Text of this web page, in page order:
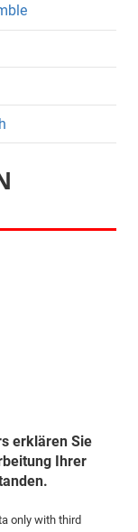
erklären Sie
Ihrer
only with third